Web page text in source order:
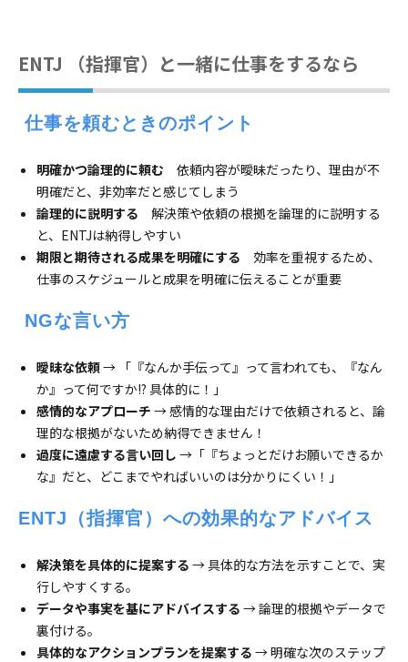
ENTJ （指揮官）と一緒に仕事をするなら
仕事を頼むときのポイント
明確かつ論理的に頼む 依頼内容が曖昧だったり、理由が不
明確だと、非効率だと感じてしまう
論理的に説明する 解決策や依頼の根拠を論理的に説明する
と、ENTJは納得しやすい
期限と期待される成果を明確にする 効率を重視するため、
仕事のスケジュールと成果を明確に伝えることが重要
NGな言い方
曖昧な依頼→ 「『なんか手伝って』って言われても、『なん
か』って何ですか!? 具体的に！」
感情的なアプローチ → 感情的な理由だけで依頼されると、論
理的な根拠がないため納得できません！
過度に遠慮する言い回し →「『ちょっとだけお願いできるか
な』だと、どこまでやればいいのは分かりにくい！」
ENTJ（指揮官）への効果的なアドバイス
解決策を具体的に提案する → 具体的な方法を示すことで、実
行しやすくする。
データや事実を基にアドバイスする → 論理的根拠やデータで
裏付ける。
具体的なアクションプランを提案する → 明確な次のステップ